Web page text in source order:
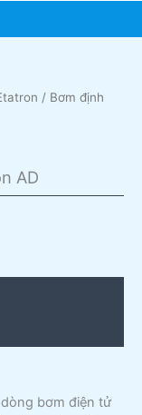
/ Bơm định
AD
dòng bơm điện tử